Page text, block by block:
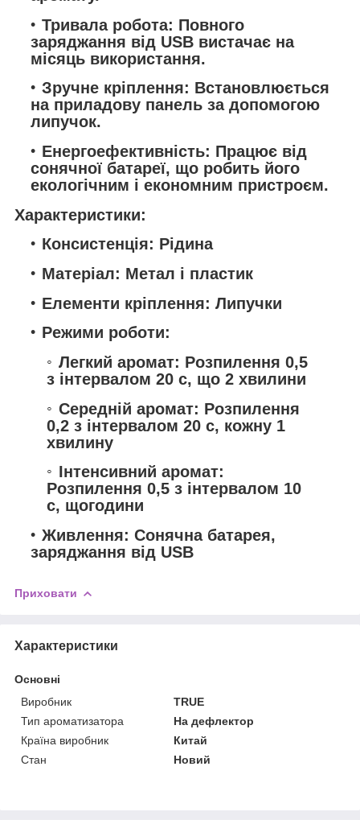
Тривала робота: Повного
заряджання від USB вистачає на
місяць використання.
Зручне кріплення: Встановлюється
на приладову панель за допомогою
липучок.
Енергоефективність: Працює від
сонячної батареї, що робить його
екологічним і економним пристроєм.
Характеристики:
Консистенція: Рідина
Матеріал: Метал і пластик
Елементи кріплення: Липучки
Режими роботи:
Легкий аромат: Розпилення 0,5
з інтервалом 20 с, що 2 хвилини
Середній аромат: Розпилення
0,2 з інтервалом 20 с, кожну 1
хвилину
Інтенсивний аромат:
Розпилення 0,5 з інтервалом 10
с, щогодини
Живлення: Сонячна батарея,
заряджання від USB
Приховати
Характеристики
Основні
Виробник
TRUE
Тип ароматизатора
На дефлектор
Країна виробник
Китай
Стан
Новий